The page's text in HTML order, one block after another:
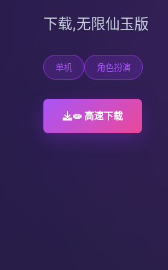
下载,无限仙玉版
单机 角色扮演
🧫 高速下载